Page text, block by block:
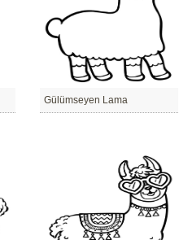
Gülümseyen Lama